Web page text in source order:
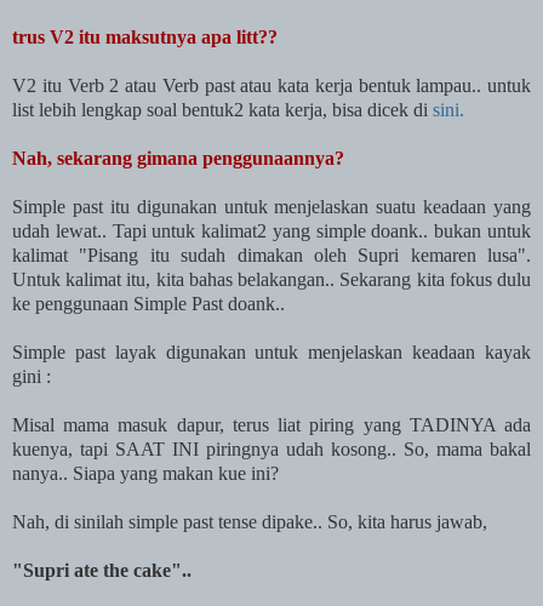
trus V2 itu maksutnya apa litt??
V2 itu Verb 2 atau Verb past atau kata kerja bentuk lampau.. untuk
list lebih lengkap soal bentuk2 kata kerja, bisa dicek di sini.
Nah, sekarang gimana penggunaannya?
Simple past itu digunakan untuk menjelaskan suatu keadaan yang
udah lewat.. Tapi untuk kalimat2 yang simple doank.. bukan untuk
kalimat "Pisang itu sudah dimakan oleh Supri kemaren lusa".
Untuk kalimat itu, kita bahas belakangan.. Sekarang kita fokus dulu
ke penggunaan Simple Past doank..
Simple past layak digunakan untuk menjelaskan keadaan kayak
gini :
Misal mama masuk dapur, terus liat piring yang TADINYA ada
kuenya, tapi SAAT INI piringnya udah kosong.. So, mama bakal
nanya.. Siapa yang makan kue ini?
Nah, di sinilah simple past tense dipake.. So, kita harus jawab,
"Supri ate the cake"..